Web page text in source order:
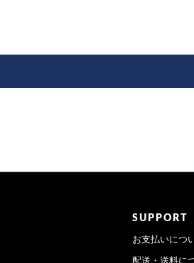
SUPPORT
お支払いにつ